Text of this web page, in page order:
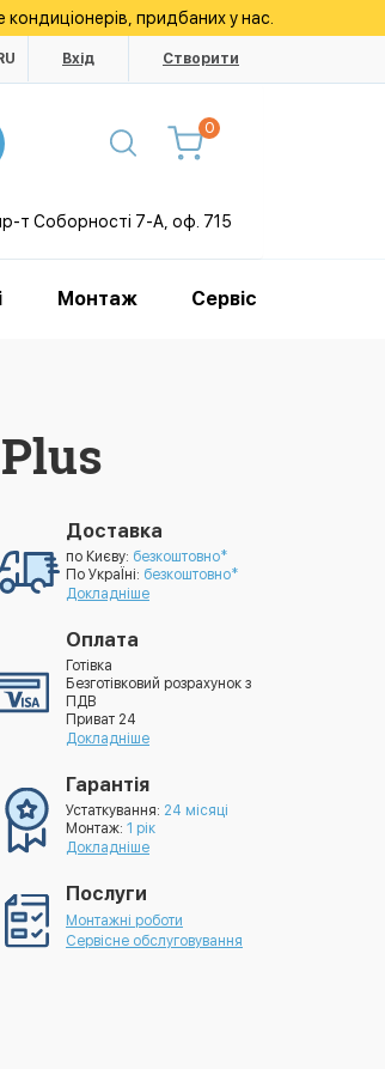
придбаних у нас.
Вхід Створити
0
т Соборності 7-А, оф. 715
Монтаж Сервіс
Доставка
по Києву: безкоштовно*
По УкраЇні: безкоштовно*
Докладніше
Оплата
Готівка
Безготівковий розрахунок з
ПДВ
Приват 24
Докладніше
Гарантія
Устаткування: 24 місяці
Монтаж: 1 рік
Докладніше
Послуги
Монтажні роботи
Сервісне обслуговування